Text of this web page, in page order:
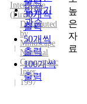
발행기
관순
30개씩
출력
50개씩
출력
100개씩
출력
Interactive
(Firm)
Distributed
by
Mindscape
National
Geographic
Inter
1997
높
은
자
료